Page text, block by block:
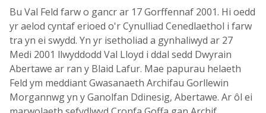
Bu Val Feld farw o gancr ar 17 Gorffennaf 2001. Hi oedd
yr aelod cyntaf erioed o'r Cynulliad Cenedlaethol i farw
tra yn ei swydd. Yn yr isetholiad a gynhaliwyd ar 27
Medi 2001 llwyddodd Val Lloyd i ddal sedd Dwyrain
Abertawe ar ran y Blaid Lafur. Mae papurau helaeth
Feld ym meddiant Gwasanaeth Archifau Gorllewin
Morgannwg yn y Ganolfan Ddinesig, Abertawe. Ar ôl ei